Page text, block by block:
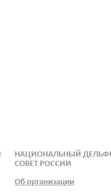
НАЦИОНАЛЬНЫЙ
СОВЕТ РОССИИ
Об организации